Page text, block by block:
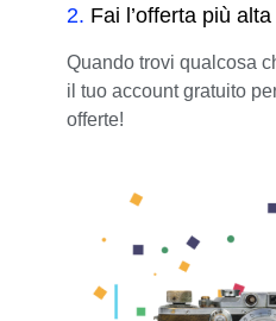
2. Fai l’offerta più alta
Quando trovi qualcosa
il tuo account gratuito
offerte!